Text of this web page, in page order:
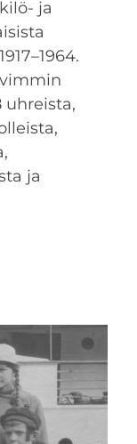
ja
uhreista,
ja